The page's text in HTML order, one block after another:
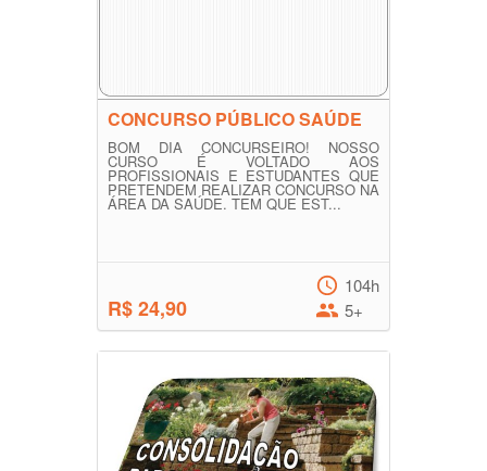
CONCURSO PÚBLICO SAÚDE
BOM DIA CONCURSEIRO! NOSSO
CURSO É VOLTADO AOS
PROFISSIONAIS E ESTUDANTES QUE
PRETENDEM REALIZAR CONCURSO NA
ÁREA DA SAÚDE. TEM QUE EST...
R$ 24,90
104h
5+